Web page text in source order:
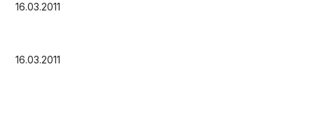
16.03.2011
16.03.2011